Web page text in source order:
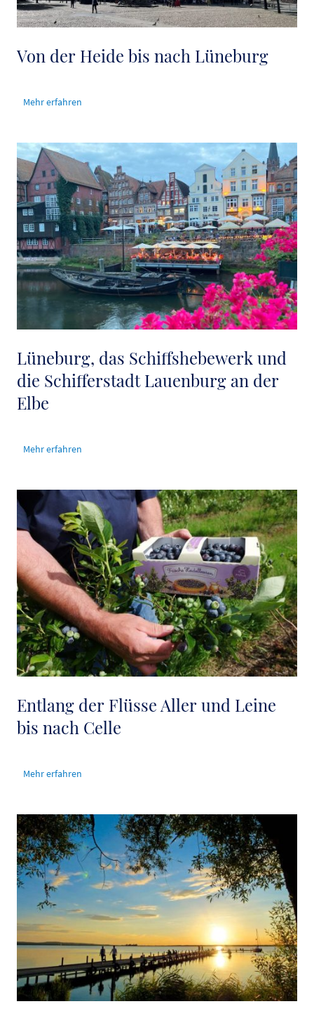
Von der Heide bis nach Lüneburg
Mehr erfahren
Lüneburg, das Schiffshebewerk und
die Schifferstadt Lauenburg an der
Elbe
Mehr erfahren
Entlang der Flüsse Aller und Leine
bis nach Celle
Mehr erfahren